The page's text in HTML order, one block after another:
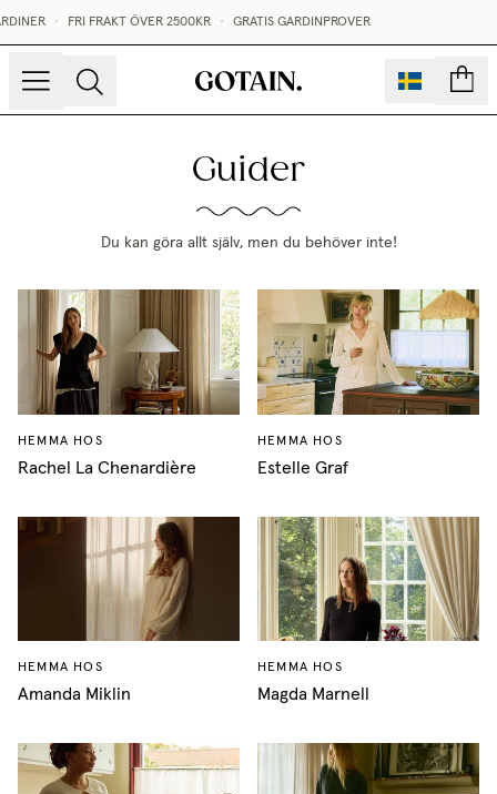
• FRI FRAKT ÖVER 2500KR • GRATIS GARDINPROVER
Guider
Du kan göra allt själv, men du behöver inte!
HEMMA HOS
Rachel La Chenardière
HEMMA HOS
Estelle Graf
HEMMA HOS
Amanda Miklin
HEMMA HOS
Magda Marnell